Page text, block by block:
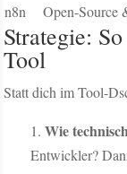
n8n
Open-Source
Strategie:
Tool
Statt dich im Tool-
Wie
Entwickler?